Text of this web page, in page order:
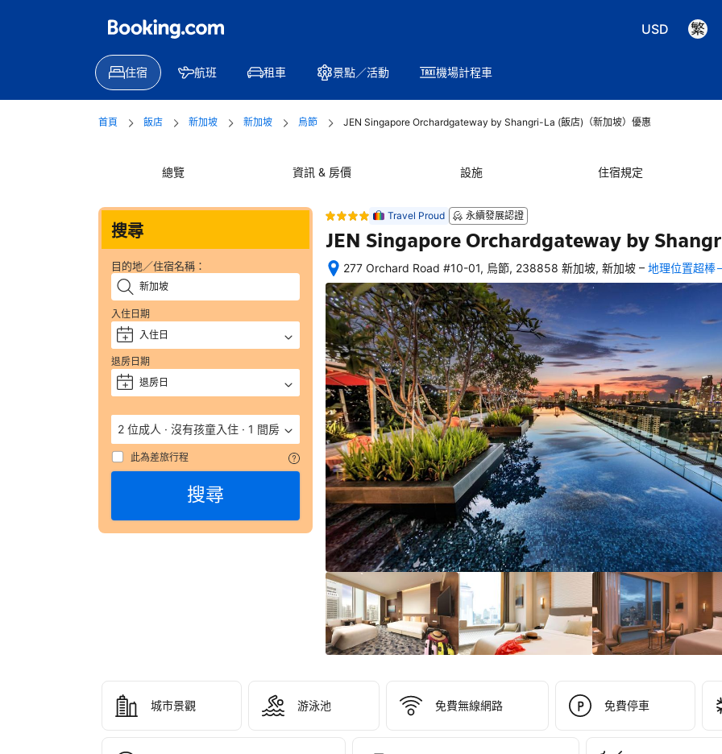
USD
住宿 航班 租車 景點／活動 機場計程車
首頁 飯店 新加坡 新加坡 烏節 JEN Singapore Orchardgateway by Shangri-La (飯店)（新加坡）優惠
總覽 資訊 & 房價 設施 住宿規定
搜尋
目的地／住宿名稱：
入住日期
+ 入住日
退房日期
+ 退房日
2 位成人 · 沒有孩童入住 · 1 間房
此為差旅行程
搜尋
Travel Proud 永續發展認證
JEN Singapore Orchardgateway by
277 Orchard Road #10-01, 烏節, 238858 新加坡, 新加坡
位
置
絕
佳
—
獲
評
9.5/10！
（分
數
彙
整
自
6280
則
評
語）
由
顧
客
於
實
入
Singapore
Orchardgateway
– 地理位置超棒
城市景觀 游泳池 免費無線網路 免費停車